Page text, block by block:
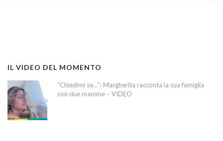
IL VIDEO DEL MOMENTO
“Chiedimi se…”: Margherita racconta la sua famiglia
con due mamme – VIDEO